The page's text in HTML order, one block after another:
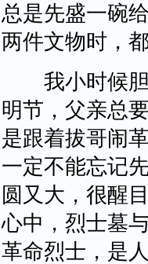
总是先盛一碗
两件文物时，
我小时候胆
明节，父亲总
是跟着拔哥闹
一定不能忘记
圆又大，很醒
心中，烈士墓
革命烈士，是